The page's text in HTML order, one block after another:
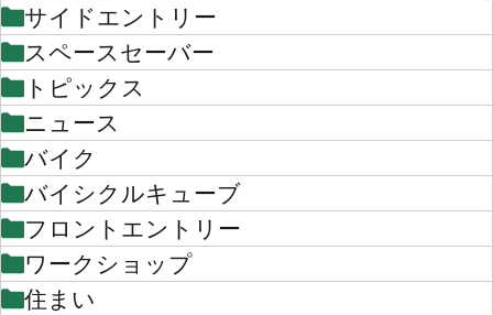
サイドエントリー
スペースセーバー
トピックス
ニュース
バイク
バイシクルキューブ
フロントエントリー
ワークショップ
住まい